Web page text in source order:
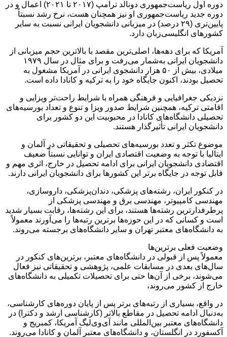
دوره اول ریاست‌جمهوری دونالد ترامپ (۲۰۱۷ تا ۲۰۲۱) اعمال و در
دوره جدید ریاست‌جمهوری او نیز همچنان هست، نرخ رشد نسبتاً
پایین‌تری (۲۹ درصد) در میزبانی دانشجویان ایرانی نسبت به سایر
کشورهای انگلیسی‌زبان دارد.
آمریکا که برای دهه‌ها، اصلی‌ترین مقصد با بالاترین حجم میزبانی از
دانشجویان ایرانی به‌شمار می‌رفت و برای مثال در سال ۱۹۷۹
میلادی، بیش از ۵۰ هزار دانشجوی ایرانی در آمریکا مشغول به
تحصیل بودند، اکنون جایگاه خود را به ترکیه و کانادا داده است.
نزدیکی جغرافیایی و فرهنگی همراه با شرایط راحت‌تر ویزایی و
اقامتی ترکیه، همچنین شرایط صدور ویزا و تنوع و تعداد بورسیه‌های
تحصیلی دانشگاه‌های کانادا در محبوبیت این دو کشور برای
دانشجویان ایرانی تأثیرگذار هستند.
موضوع تکثر و تعدد بورسیه‌های تحصیلی و تحقیقاتی در آلمان و
ایتالیا با توجه به وضعیت اقتصادی ایران و توانایی نسبتاً ضعیف
اقتصادی دانشجویان ایرانی برای ادامه تحصیل در خارج، اثری مهم و
قابل توجه در جایگاه برتر این کشورها برای دانشجویان ایرانی دارند.
در کنکور ایران، رشته‌های پزشکی، دندان‌پزشکی، داروسازی،
مهندسی کامپیوتر، مهندسی برق و مهندسی پزشکی از
پرطرفدارترین رشته‌ها هستند، برای این رشته‌ها، رقابت بسیار شدید
است و کسانی که در این حوزه‌ها برترین رتبه‌ها را می‌آورند معمولاً
به دانشگاه‌های معتبر تهران و سایر دانشگاه‌های برجسته می‌روند.
وضعیت فعلی برترین‌ها
معمولاً پس از قبولی در دانشگاه‌های معتبر، برترین‌های کنکور در
سال‌های بعدی در مسابقات علمی، پژوهشی و تحقیقاتی نیز فعال
می‌شوند، برخی از آن‌ها حتی برای تحصیلات تکمیلی به دانشگاه‌های
خارج از کشور می‌روند،
در واقع، بسیاری از رتبه‌های برتر پس از پایان دوره‌های کارشناسی،
به‌دنبال ادامه تحصیل در مقاطع بالاتر (کارشناسی ارشد و دکترا) در
دانشگاه‌های معتبر بین‌المللی مانند آی‌وی‌لیگ آمریکا، کمبریج و
آکسفورد در انگلستان، و دانشگاه‌های معتبر آلمان و کانادا می‌روند.